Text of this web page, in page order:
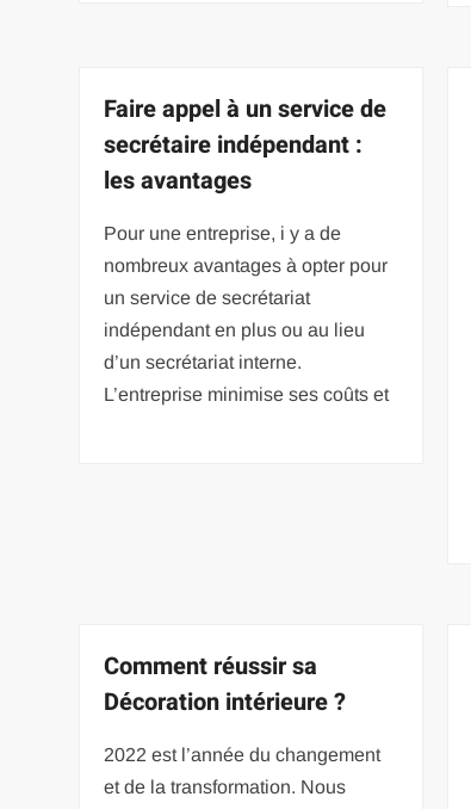
Faire appel à un service de
secrétaire indépendant :
les avantages
Pour une entreprise, i y a de
nombreux avantages à opter pour
un service de secrétariat
indépendant en plus ou au lieu
d’un secrétariat interne.
L’entreprise minimise ses coûts et
Comment réussir sa
Décoration intérieure ?
2022 est l’année du changement
et de la transformation. Nous